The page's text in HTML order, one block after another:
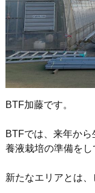
BTF加藤です。
BTFでは、来年か
養液栽培の準備をし
新たなエリアとは、